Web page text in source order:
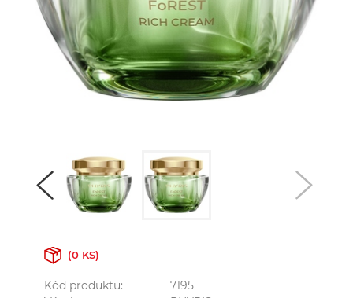
(0 KS)
Kód produktu:
7195